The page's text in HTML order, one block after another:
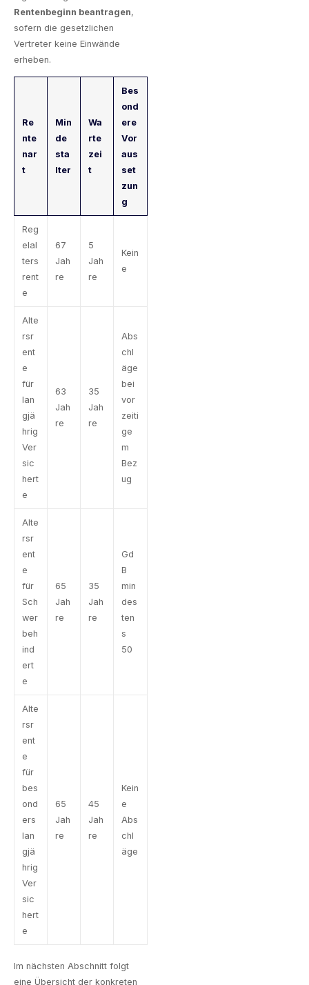
Rentenbeginn beantragen,
sofern die gesetzlichen
Vertreter keine Einwände
erheben.
Re
nte
nar
t
Min
de
sta
lter
Wa
rte
zei
t
Bes
ond
ere
Vor
aus
set
zun
g
Reg
elal
ters
rent
e
67
Jah
re
5
Jah
re
Kein
e
Alte
rsr
ent
e
für
lan
gjä
hrig
Ver
sic
hert
e
63
Jah
re
35
Jah
re
Abs
chl
äge
bei
vor
zeiti
ge
m
Bez
ug
Alte
rsr
ent
e
für
Sch
wer
beh
ind
ert
e
65
Jah
re
35
Jah
re
Gd
B
min
des
ten
s
50
Alte
rsr
ent
e
für
bes
ond
ers
lan
gjä
hrig
Ver
sic
hert
e
65
Jah
re
45
Jah
re
Kein
e
Abs
chl
äge
Im nächsten Abschnitt folgt
eine Übersicht der konkreten